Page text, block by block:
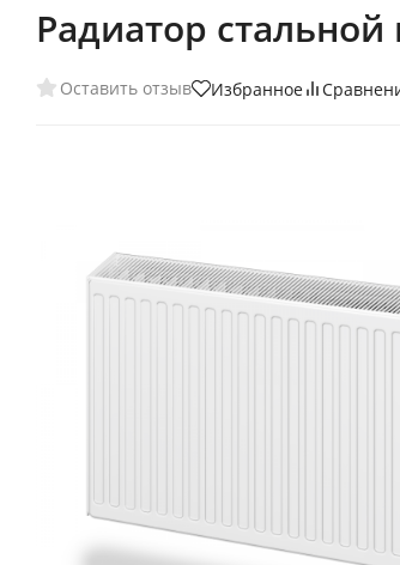
Радиатор
Оставить отзыв Избранное